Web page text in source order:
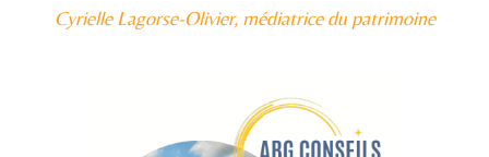
Cyrielle Lagorse-Olivier, médiatrice du patrimoine